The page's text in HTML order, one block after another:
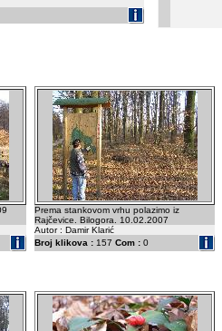
Prema stankovom vrhu polazimo iz
Rajčevice. Bilogora. 10.02.2007
Autor : Damir Klarić
Broj klikova : 157 Com : 0